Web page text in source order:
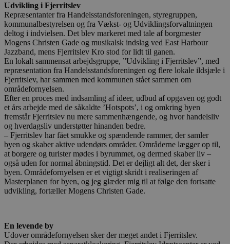
Udvikling i Fjerritslev
Repræsentanter fra Handelsstandsforeningen, styregruppen,
kommunalbestyrelsen og fra Vækst- og Udviklingsforvaltningen
deltog i indvielsen. Det blev markeret med tale af borgmester
Mogens Christen Gade og musikalsk indslag ved East Harbour
Jazzband, mens Fjerritslev Kro stod for lidt til ganen.
En lokalt sammensat arbejdsgruppe, ”Udvikling i Fjerritslev”, med
repræsentation fra Handelsstandsforeningen og flere lokale ildsjæle i
Fjerritslev, har sammen med kommunen stået sammen om
områdefornyelsen.
Efter en proces med indsamling af ideer, udbud af opgaven og godt
et års arbejde med de såkaldte ’Hotspots’, i og omkring byen
fremstår Fjerritslev nu mere sammenhængende, og hvor handelsliv
og hverdagsliv understøtter hinanden bedre.
– Fjerritslev har fået smukke og spændende rammer, der samler
byen og skaber aktive udendørs områder. Områderne lægger op til,
at borgere og turister mødes i byrummet, og dermed skaber liv –
også uden for normal åbningstid. Det er dejligt alt det, der sker i
byen. Områdefornyelsen er et vigtigt skridt i realiseringen af
Masterplanen for byen, og jeg glæder mig til at følge den fortsatte
udvikling, fortæller Mogens Christen Gade.
En levende by
Udover områdefornyelsen sker der meget andet i Fjerritslev.